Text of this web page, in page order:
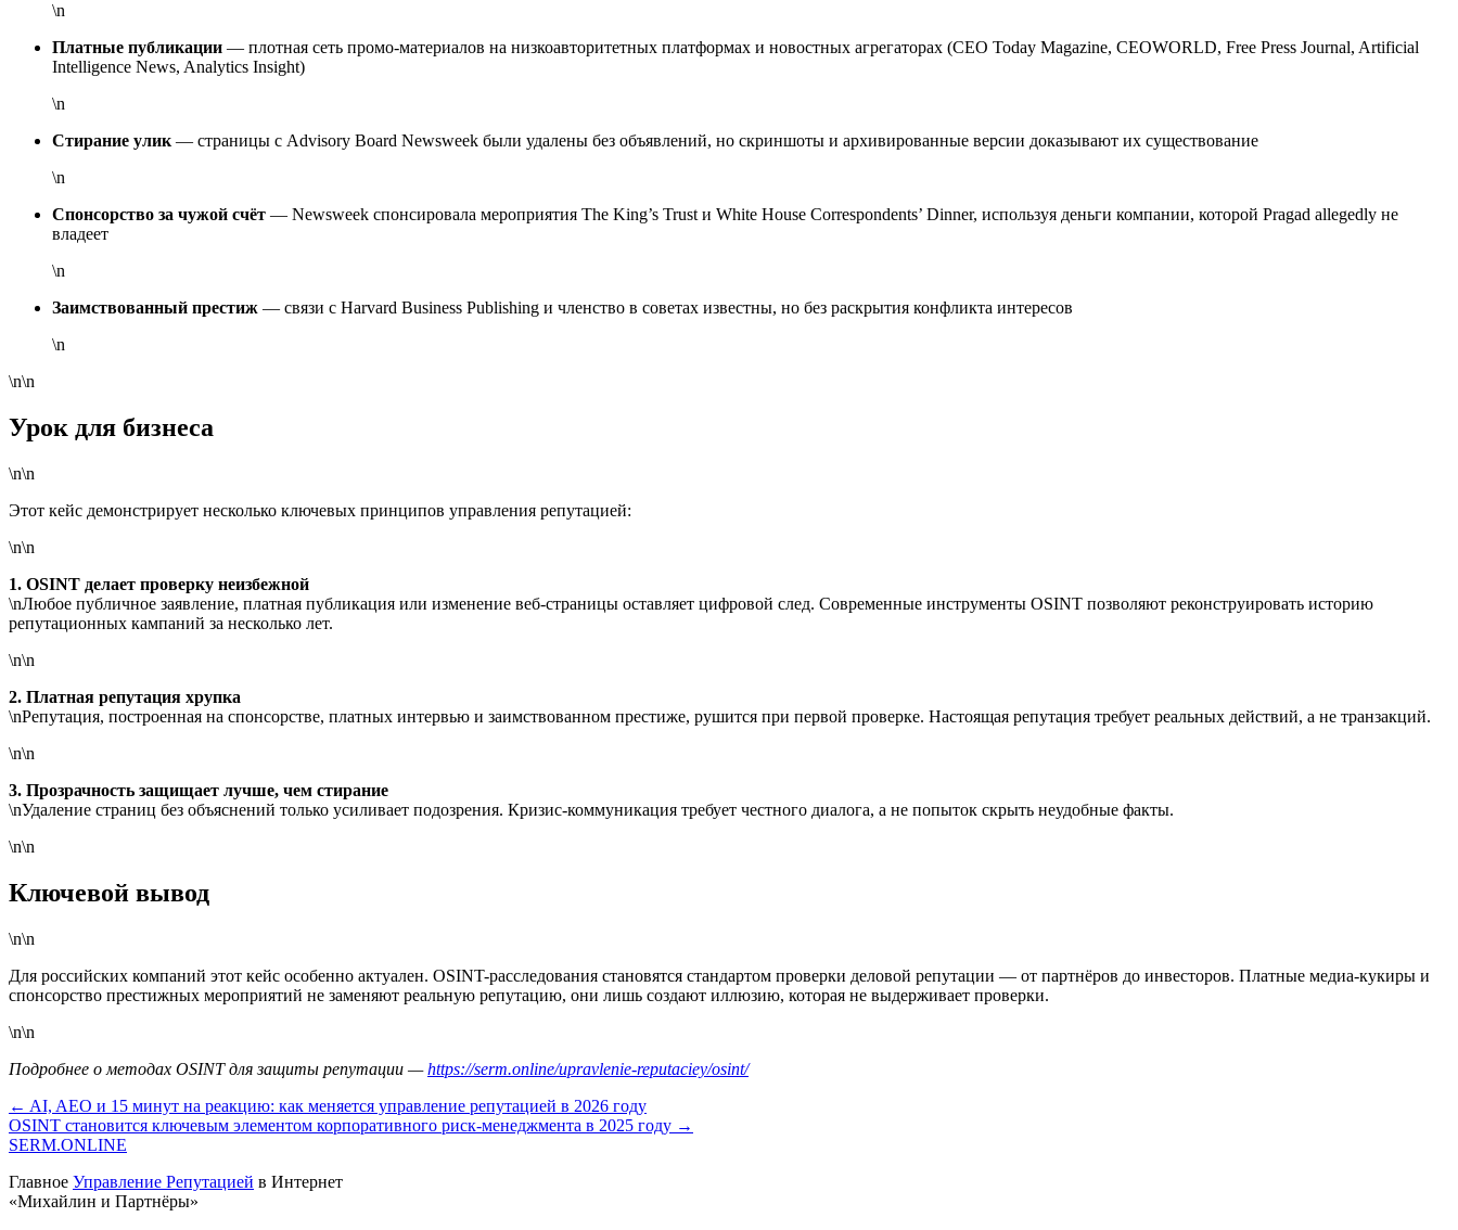
\n
Платные публикации — плотная сеть промо-материалов на низкоавторитетных платформах и новостных агрегаторах (CEO Today Magazine, CEOWORLD, Free Press Journal, Artificial
Intelligence News, Analytics Insight)
\n
Стирание улик — страницы с Advisory Board Newsweek были удалены без объявлений, но скриншоты и архивированные версии доказывают их существование
\n
Спонсорство за чужой счёт — Newsweek спонсировала мероприятия The King’s Trust и White House Correspondents’ Dinner, используя деньги компании, которой Pragad allegedly не
владеет
\n
Заимствованный престиж — связи с Harvard Business Publishing и членство в советах известны, но без раскрытия конфликта интересов
\n
\n\n
Урок для бизнеса
\n\n
Этот кейс демонстрирует несколько ключевых принципов управления репутацией:
\n\n
1. OSINT делает проверку неизбежной
\nЛюбое публичное заявление, платная публикация или изменение веб-страницы оставляет цифровой след. Современные инструменты OSINT позволяют реконструировать историю
репутационных кампаний за несколько лет.
\n\n
2. Платная репутация хрупка
\nРепутация, построенная на спонсорстве, платных интервью и заимствованном престиже, рушится при первой проверке. Настоящая репутация требует реальных действий, а не транзакций.
\n\n
3. Прозрачность защищает лучше, чем стирание
\nУдаление страниц без объяснений только усиливает подозрения. Кризис-коммуникация требует честного диалога, а не попыток скрыть неудобные факты.
\n\n
Ключевой вывод
\n\n
Для российских компаний этот кейс особенно актуален. OSINT-расследования становятся стандартом проверки деловой репутации — от партнёров до инвесторов. Платные медиа-кукиры и
спонсорство престижных мероприятий не заменяют реальную репутацию, они лишь создают иллюзию, которая не выдерживает проверки.
\n\n
Подробнее о методах OSINT для защиты репутации —https://serm.online/upravlenie-reputaciey/osint/
← AI, AEO и 15 минут на реакцию: как меняется управление репутацией в 2026 году
OSINT становится ключевым элементом корпоративного риск-менеджмента в 2025 году →
SERM.ONLINE
Главное Управление Репутацией в Интернет
«Михайлин и Партнёры»